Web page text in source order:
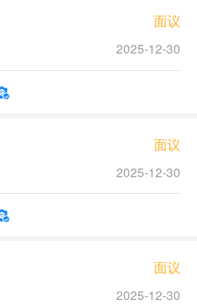
面议
2025-12-30
面议
2025-12-30
面议
2025-12-30